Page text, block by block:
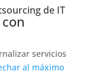
de IT
servicios
al máximo